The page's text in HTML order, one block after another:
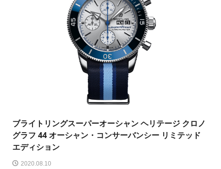
ブライトリングスーパーオーシャン ヘリテージ クロノ
グラフ 44 オーシャン・コンサーバンシー リミテッド
エディション
2020.08.10